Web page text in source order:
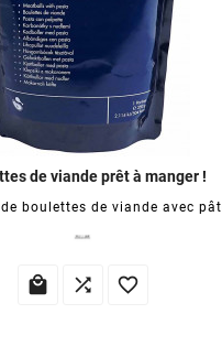
de viande prêt à manger !
boulettes de viande avec
  